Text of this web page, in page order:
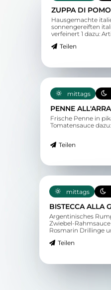
ZUPPA DI
Hausgemachte
sonnengereiften
verfeinert 1 dazu:
Teilen
mittags
PENNE
Frische Penne in
Tomatensauce
Teilen
mittags
BISTECCA ALLA
Argentinisches
Zwiebel-
Rosmarin Drillinge
Teilen